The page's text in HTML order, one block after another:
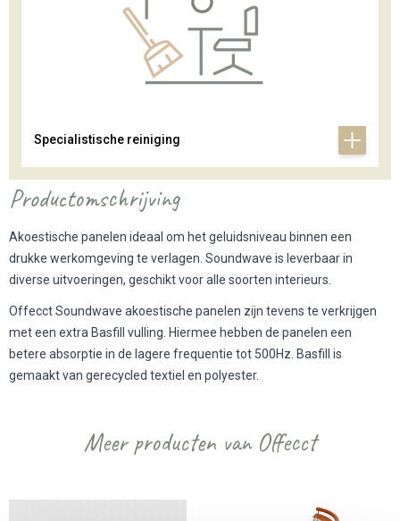
Specialistische reiniging
Productomschrijving
Akoestische panelen ideaal om het geluidsniveau binnen een
drukke werkomgeving te verlagen. Soundwave is leverbaar in
diverse uitvoeringen, geschikt voor alle soorten interieurs.
Offecct Soundwave akoestische panelen zijn tevens te verkrijgen
met een extra Basfill vulling. Hiermee hebben de panelen een
betere absorptie in de lagere frequentie tot 500Hz. Basfill is
gemaakt van gerecycled textiel en polyester.
Meer producten van Offecct